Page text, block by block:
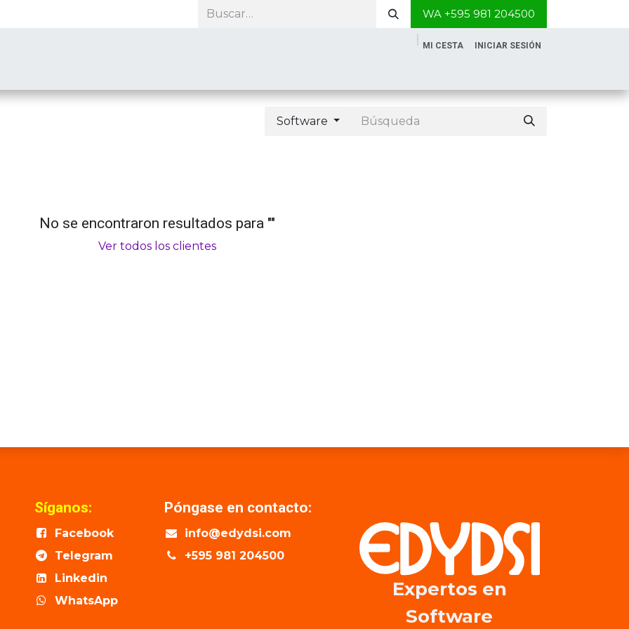
WA +595 981 204500
MI CESTA INICIAR SESIÓN
Software
No se encontraron resultados para ""
Ver todos los clientes
Síganos:
Facebook
Telegram
Linkedin
WhatsApp
Póngase en contacto:
info@edydsi.com
+595 981 204500
Expertos en​
Software